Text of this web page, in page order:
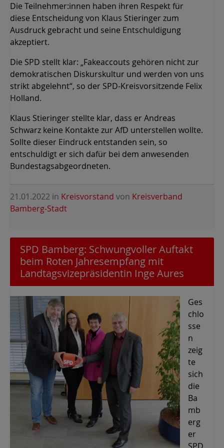
Die Teilnehmer:innen haben ihren Respekt für
diese Entscheidung von Klaus Stieringer zum
Ausdruck gebracht und seine Entschuldigung
akzeptiert.
Die SPD stellt klar: „Fakeaccouts gehören nicht zur
demokratischen Diskurskultur und werden von uns
strikt abgelehnt“, so der SPD-Kreisvorsitzende Felix
Holland.
Klaus Stieringer stellte klar, dass er Andreas
Schwarz keine Kontakte zur AfD unterstellen wollte.
Sollte dieser Eindruck entstanden sein, so
entschuldigt er sich dafür bei dem anwesenden
Bundestagsabgeordneten.
21.01.2022 in Kreisvorstand von Kreisverband
Bamberg-Stadt
SPD Bamberg: Schwungvoller Auftakt
beim Roten Jahresempfang mit
Landtagsvizepräsidentin Inge Aures
Ges
chlo
sse
n
zeig
te
sich
die
Ba
mb
erg
er